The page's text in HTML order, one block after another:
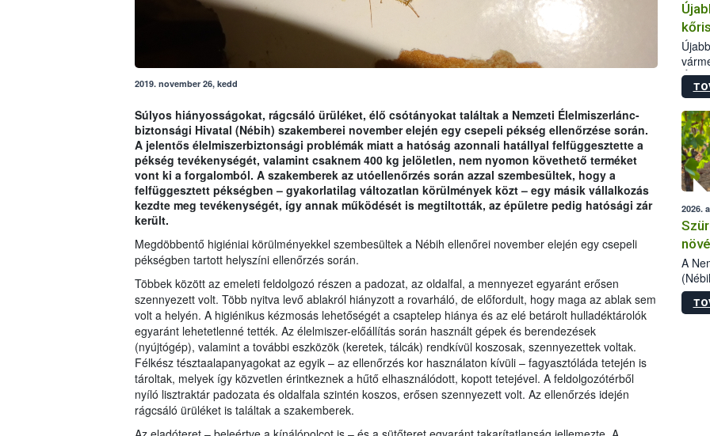
2019. november 26, kedd
Súlyos hiányosságokat, rágcsáló ürüléket, élő csótányokat találtak a Nemzeti Élelmiszerlánc-
biztonsági Hivatal (Nébih) szakemberei november elején egy csepeli pékség ellenőrzése során.
A jelentős élelmiszerbiztonsági problémák miatt a hatóság azonnali hatállyal felfüggesztette a
pékség tevékenységét, valamint csaknem 400 kg jelöletlen, nem nyomon követhető terméket
vont ki a forgalomból. A szakemberek az utóellenőrzés során azzal szembesültek, hogy a
felfüggesztett pékségben – gyakorlatilag változatlan körülmények közt – egy másik vállalkozás
kezdte meg tevékenységét, így annak működését is megtiltották, az épületre pedig hatósági zár
került.
Megdöbbentő higiéniai körülményekkel szembesültek a Nébih ellenőrei november elején egy csepeli
pékségben tartott helyszíni ellenőrzés során.
Többek között az emeleti feldolgozó részen a padozat, az oldalfal, a mennyezet egyaránt erősen
szennyezett volt. Több nyitva levő ablakról hiányzott a rovarháló, de előfordult, hogy maga az ablak sem
volt a helyén. A higiénikus kézmosás lehetőségét a csaptelep hiánya és az elé betárolt hulladéktárolók
egyaránt lehetetlenné tették. Az élelmiszer-előállítás során használt gépek és berendezések
(nyújtógép), valamint a további eszközök (keretek, tálcák) rendkívül koszosak, szennyezettek voltak.
Félkész tésztaalapanyagokat az egyik – az ellenőrzés kor használaton kívüli – fagyasztóláda tetején is
tároltak, melyek így közvetlen érintkeznek a hűtő elhasználódott, kopott tetejével. A feldolgozótérből
nyíló lisztraktár padozata és oldalfala szintén koszos, erősen szennyezett volt. Az ellenőrzés idején
rágcsáló ürüléket is találtak a szakemberek.
2026.
A